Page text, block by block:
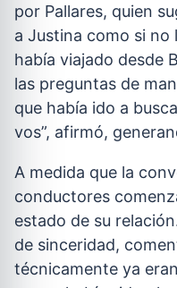
por Pallares, quien
a Justina como si no
había viajado desde
las preguntas de
que había ido a
vos”, afirmó,
A medida que la
conductores
estado de su
de sinceridad,
técnicamente ya